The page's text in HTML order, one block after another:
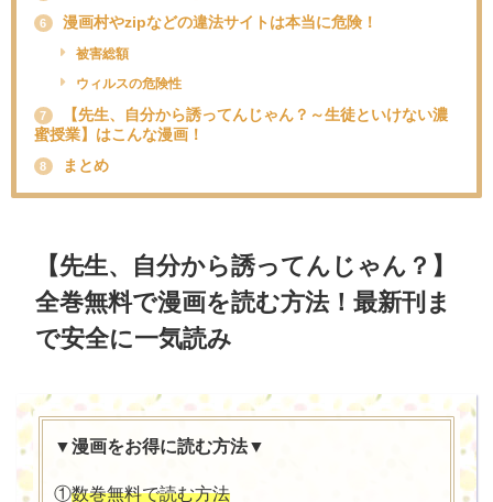
6 漫画村やzipなどの違法サイトは本当に危険！
被害総額
ウィルスの危険性
7
【先生、自分から誘ってんじゃん？～生徒といけない濃
蜜授業】はこんな漫画！
8 まとめ
【先生、自分から誘ってんじゃん？】
全巻無料で漫画を読む方法！最新刊ま
で安全に一気読み
▼漫画をお得に読む方法▼
①数巻無料で読む方法